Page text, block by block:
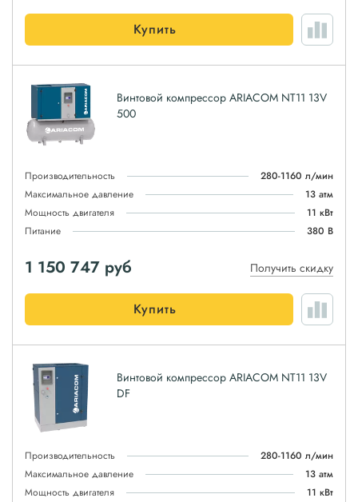
Купить
Винтовой компрессор ARIACOM NT11 13V
500
Производительность
280-1160 л/мин
Максимальное давление
13 атм
Мощность двигателя
11 кВт
Питание
380 В
1 150 747 руб Получить скидку
Купить
Винтовой компрессор ARIACOM NT11 13V
DF
Производительность
280-1160 л/мин
Максимальное давление
13 атм
Мощность двигателя
11 кВт